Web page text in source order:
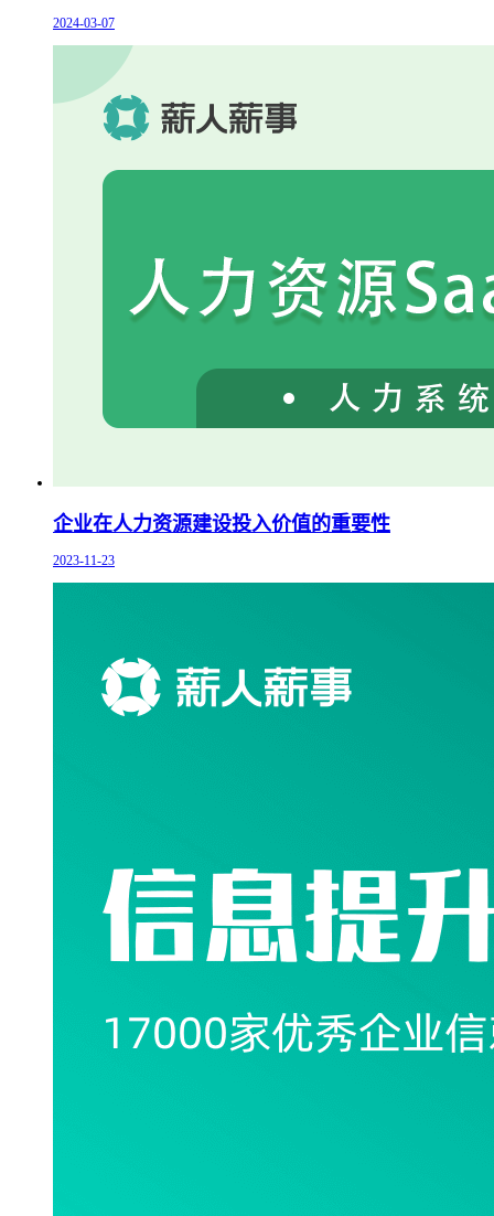
2024-03-07
企业在人力资源建设投入价值的重要性
2023-11-23